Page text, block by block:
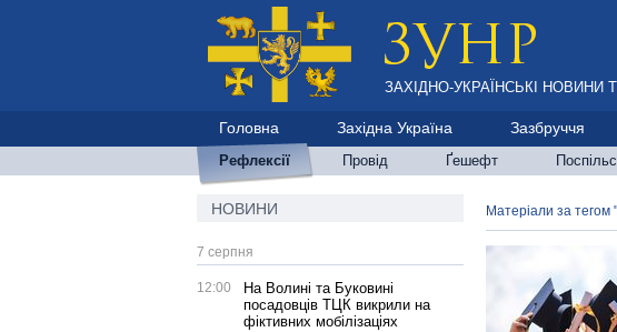
ЗАХІДНО-УКРАЇНСЬКІ НОВИНИ
Головна Західна Україна Зазбруччя
Рефлексії Провід Ґешефт
НОВИНИ
7 серпня
12:00
На Волині та Буковині
посадовців ТЦК викрили на
фіктивних мобілізаціях
Матеріали за